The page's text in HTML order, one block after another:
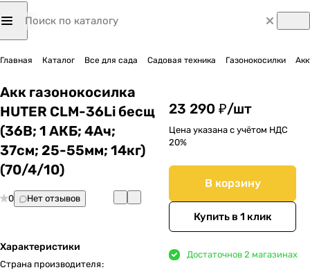
Главная Каталог Все для сада Садовая техника Газонокосилки
Акк газонокосилка
HUTER CLM-36Li бесщ
(36В; 1 АКБ; 4Ач;
37cм; 25-55мм; 14кг)
(70/4/10)
0 Нет отзывов
Характеристики
Страна производителя:
23 290 ₽/шт
Цена указана с учётом НДС
20%
В корзину
Купить в 1 клик
Достаточнов 2 магазинах